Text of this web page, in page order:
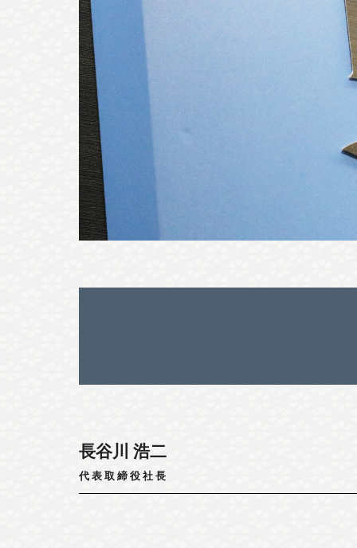
長谷川 浩二
代表取締役社長